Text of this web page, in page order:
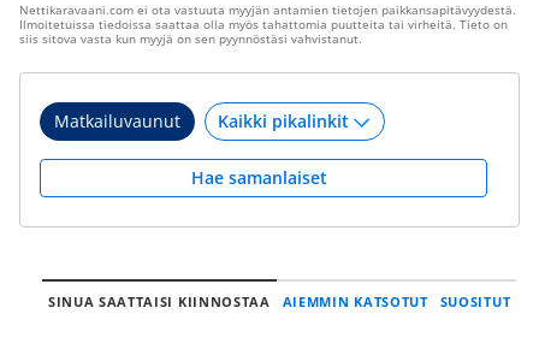
Nettikaravaani.com ei ota vastuuta myyjän antamien tietojen paikkansapitävyydestä.
Ilmoitetuissa tiedoissa saattaa olla myös tahattomia puutteita tai virheitä. Tieto on
siis sitova vasta kun myyjä on sen pyynnöstäsi vahvistanut.
Matkailuvaunut
Hae samanlaiset
SINUA SAATTAISI KIINNOSTAA AIEMMIN KATSOTUT SUOSITUT